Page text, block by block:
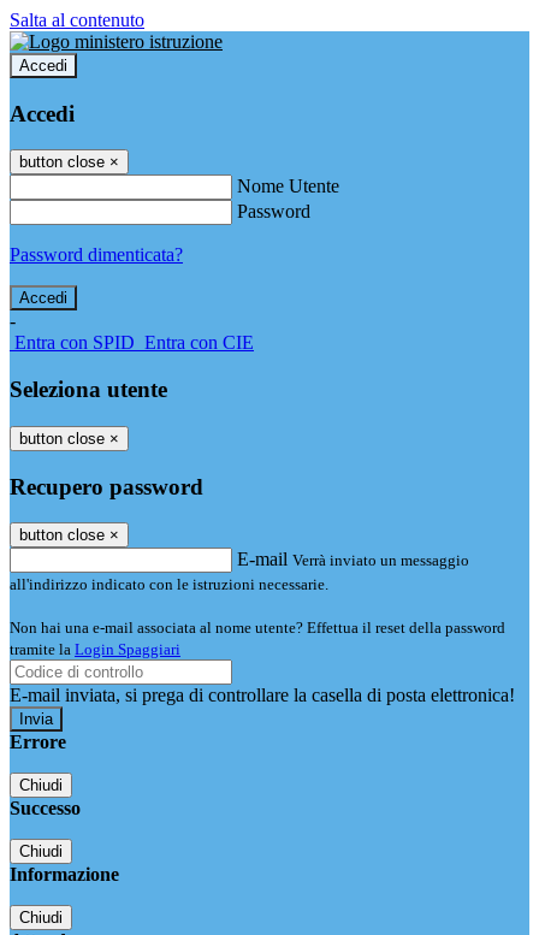
Salta al contenuto
Accedi
Accedi
button close ×
Nome Utente
Password
Password dimenticata?
-
Entra con SPID Entra con CIE
Seleziona utente
button close ×
Recupero password
button close ×
E-mail Verrà inviato un messaggio
all'indirizzo indicato con le istruzioni necessarie.
Non hai una e-mail associata al nome utente? Effettua il reset della password
tramite la Login Spaggiari
E-mail inviata, si prega di controllare la casella di posta elettronica!
Errore
Chiudi
Successo
Chiudi
Informazione
Chiudi